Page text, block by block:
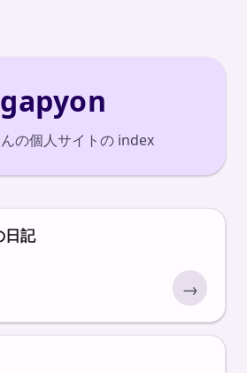
の個人サイトの index
日記
→